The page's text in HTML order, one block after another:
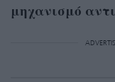
μηχανισμό